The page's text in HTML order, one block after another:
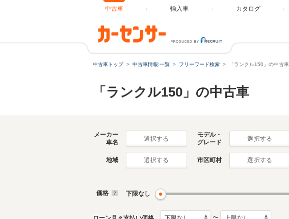
中古車 輸入車 カタログ
中古車トップ 中古車情報:一覧 フリーワード検索 「ランクル150」の中古車
「ランクル150」の中古車
メーカー
車名
選択する
モデル・
グレード
選択する
地域 選択する 市区町村 選択する
価格 下限なし
〜